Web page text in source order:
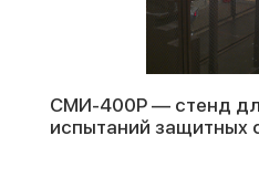
СМИ-400Р — стенд
испытаний защитных